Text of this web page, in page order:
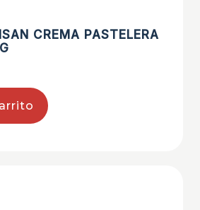
CREMA PASTELERA